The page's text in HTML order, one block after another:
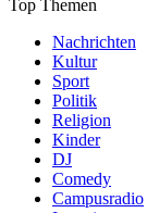
Top Themen
Nachrichten
Kultur
Sport
Politik
Religion
Kinder
DJ
Comedy
Campusradio